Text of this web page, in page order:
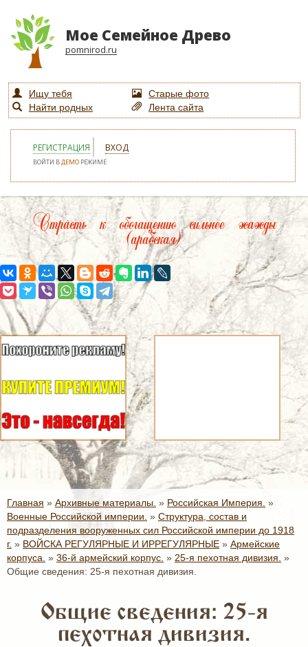
Мое Семейное Древо
pomnirod.ru
Ищу тебя
Старые фото
Найти родных
Лента сайта
РЕГИСТРАЦИЯ ВХОД
ВОЙТИ ВДЕМО РЕЖИМЕ
Страсть к обогащению сильнее жажды
(арабская)
Главная » Архивные материалы. » Российская Империя. »
Военные Российской империи. » Структура, состав и
подразделения вооруженных сил Российской империи до 1918
г. » ВОЙСКА РЕГУЛЯРНЫЕ И ИРРЕГУЛЯРНЫЕ » Армейские
корпуса. » 36-й армейский корпус. » 25-я пехотная дивизия. »
Общие сведения: 25-я пехотная дивизия.
Общие сведения: 25-я
пехотная дивизия.